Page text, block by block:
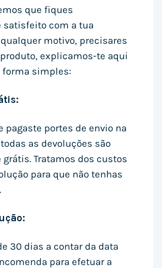
que fiques
com a tua
motivo, precisares
explicamos-te aqui
forma simples:
pagaste portes de envio na
as devoluções são
Tratamos dos custos
para que não tenhas
30 dias a contar da data
para efetuar a